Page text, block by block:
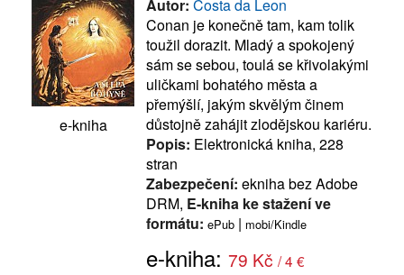
e-kniha
Autor: Costa da Leon
Conan je konečně tam, kam tolik
toužil dorazit. Mladý a spokojený
sám se sebou, toulá se křivolakými
uličkami bohatého města a
přemýšlí, jakým skvělým činem
důstojně zahájit zlodějskou kariéru.
Popis: Elektronická kniha, 228
stran
Zabezpečení: ekniha bez Adobe
DRM, E-kniha ke stažení ve
formátu: ePub | mobi/Kindle
e-kniha: 79 Kč / 4 €